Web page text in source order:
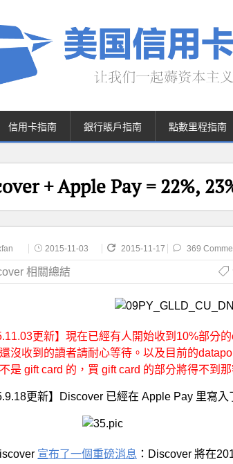
信用卡指南 銀行賬戶指南 點數里程指南
+ Apple Pay = 22%,
2015-11-03 2015-11-17 369
相關總結
更新】現在已經有人開始收到10%部分
沒收到的讀者請耐心等待。以及目前的
是 gift card 的，買 gift card 的部分將得不到
更新】Discover 已經在 Apple Pay 里寫
宣布了一個重磅消息 ：Discover 將在